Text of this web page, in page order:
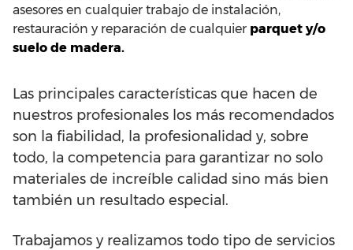
asesores en cualquier trabajo de instalación,
restauración y reparación de cualquier parquet y/o
suelo de madera.
Las principales características que hacen de
nuestros profesionales los más recomendados
son la fiabilidad, la profesionalidad y, sobre
todo, la competencia para garantizar no solo
materiales de increíble calidad sino más bien
también un resultado especial.
Trabajamos y realizamos todo tipo de servicios